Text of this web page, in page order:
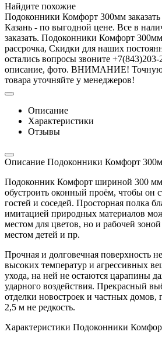
Найдите похожие
Подоконники Комфорт 300мм
Казань - по выгодной цене. Все в
заказать. Подоконники Комфорт
рассрочка, Скидки для наших
остались вопросы звоните
описание, фото. ВНИМАНИЕ! Точную
товара уточняйте у менеджеров!
Описание
Характеристики
Отзывы
Описание Подоконники Комфорт
Подоконник Комфорт шириной 300 мм
обустроить оконный проём, чтобы он
гостей и соседей. Просторная полка
имитацией природных материалов
местом для цветов, но и рабочей
местом детей и пр.
Прочная и долговечная поверхность
высоких температур и агрессивных
ухода, на ней не остаются царапины
ударного воздействия. Прекрасный
отделки новостроек и частных
2,5 м не редкость.
Характеристики Подоконники